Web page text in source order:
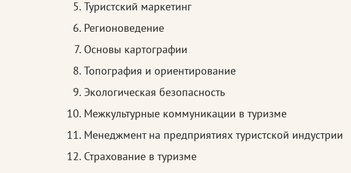
Туристский маркетинг
Регионоведение
Основы картографии
Топография и ориентирование
Экологическая безопасность
Межкультурные коммуникации в туризме
Менеджмент на предприятиях туристской индустрии
Страхование в туризме